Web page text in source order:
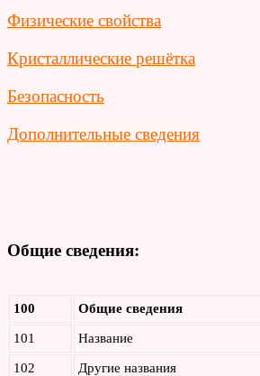
Физические свойства
Кристаллические решётка
Безопасность
Дополнительные сведения
Общие сведения:
100 Общие сведения
101 Название
102 Другие названия